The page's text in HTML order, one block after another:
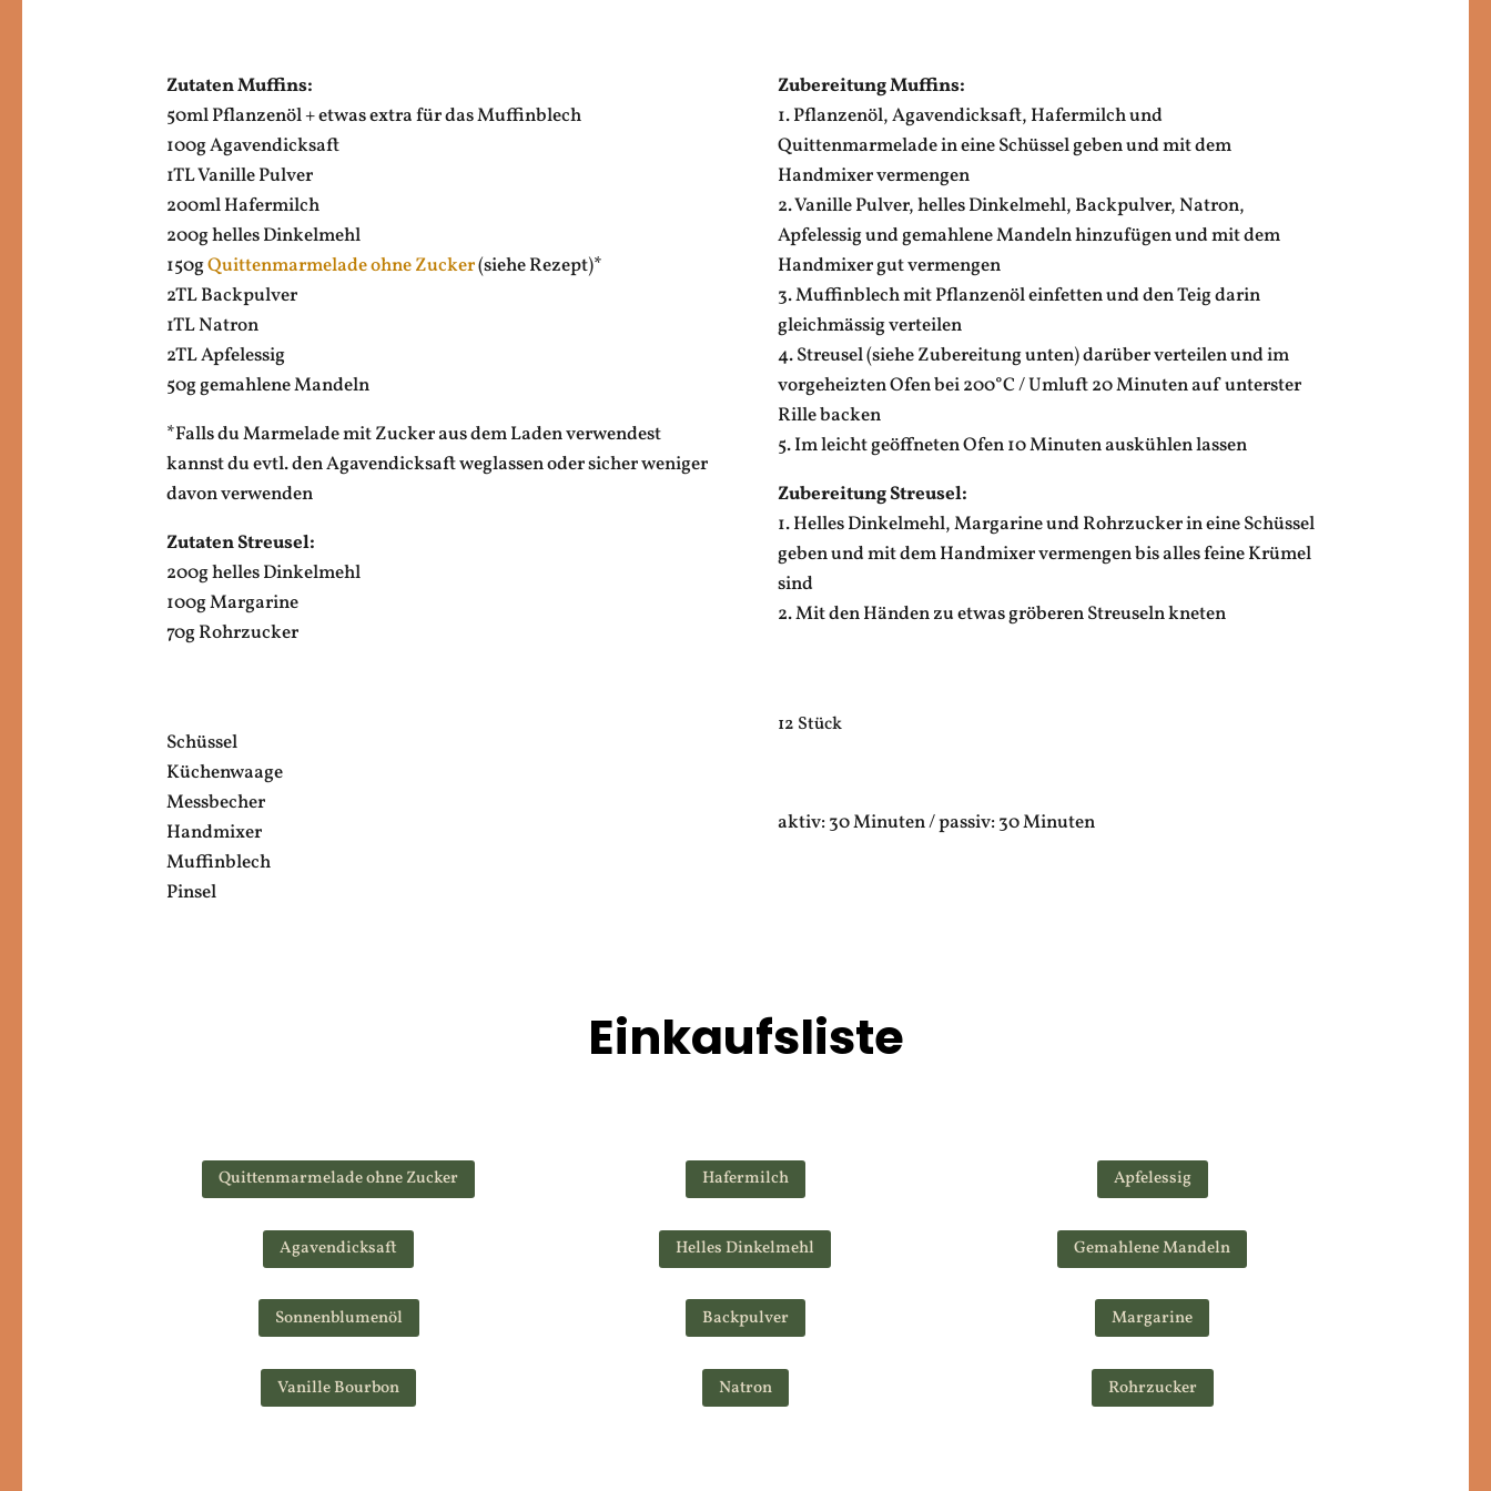
Zutaten Muffins:
50ml Pflanzenöl + etwas extra für das Muffinblech
100g Agavendicksaft
1TL Vanille Pulver
200ml Hafermilch
200g helles Dinkelmehl
150gQuittenmarmelade ohne Zucker(siehe Rezept)*
2TL Backpulver
1TL Natron
2TL Apfelessig
50g gemahlene Mandeln
*Falls du Marmelade mit Zucker aus dem Laden verwendest
kannst du evtl. den Agavendicksaft weglassen oder sicher weniger
davon verwenden
Zutaten Streusel:
200g helles Dinkelmehl
100g Margarine
70g Rohrzucker
Schüssel
Küchenwaage
Messbecher
Handmixer
Muffinblech
Pinsel
Zubereitung Muffins:
1. Pflanzenöl, Agavendicksaft, Hafermilch und
Quittenmarmelade in eine Schüssel geben und mit dem
Handmixer vermengen
2. Vanille Pulver, helles Dinkelmehl, Backpulver, Natron,
Apfelessig und gemahlene Mandeln hinzufügen und mit dem
Handmixer gut vermengen
3. Muffinblech mit Pflanzenöl einfetten und den Teig darin
gleichmässig verteilen
4. Streusel (siehe Zubereitung unten) darüber verteilen und im
vorgeheizten Ofen bei 200°C / Umluft 20 Minuten auf unterster
Rille backen
5. Im leicht geöffneten Ofen 10 Minuten auskühlen lassen
Zubereitung Streusel:
1. Helles Dinkelmehl, Margarine und Rohrzucker in eine Schüssel
geben und mit dem Handmixer vermengen bis alles feine Krümel
sind
2. Mit den Händen zu etwas gröberen Streuseln kneten
12 Stück
aktiv: 30 Minuten / passiv: 30 Minuten
Einkaufsliste
Quittenmarmelade ohne Zucker
Agavendicksaft
Sonnenblumenöl
Vanille Bourbon
Hafermilch
Helles Dinkelmehl
Backpulver
Natron
Apfelessig
Gemahlene Mandeln
Margarine
Rohrzucker